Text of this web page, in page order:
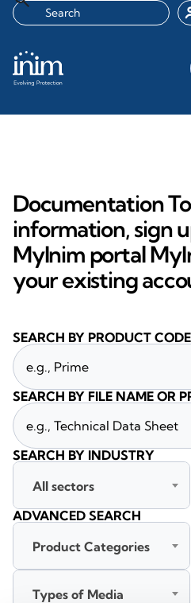
Documentation
information, sign
MyInim portal
your existing
SEARCH BY PRODUCT CODE
SEARCH BY FILE NAME OR
SEARCH BY INDUSTRY
All sectors
ADVANCED SEARCH
Product Categories
Types of Media